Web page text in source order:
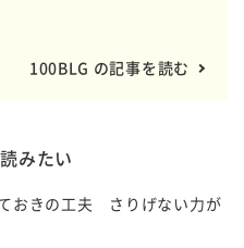
100BLG の記事を読む
みたい
おきの工夫 さりげない力が